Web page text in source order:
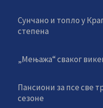
Сунчано и топло у
степена
„Мењажа“ сваког
Пансиони за псе све
сезоне